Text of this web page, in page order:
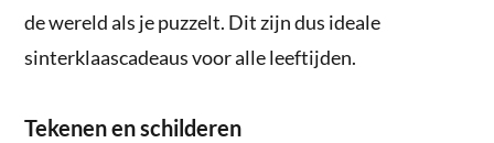
de wereld als je puzzelt. Dit zijn dus ideale
sinterklaascadeaus voor alle leeftijden.
Tekenen en schilderen